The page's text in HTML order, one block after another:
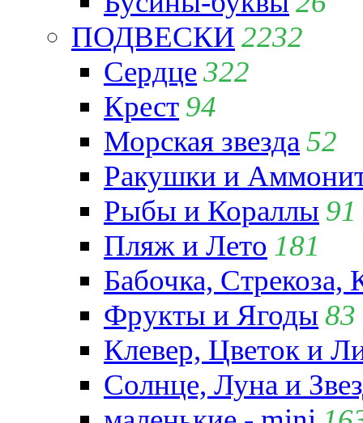
ПОДВЕСКИ 2232
Сердце322
Крест 94
Морская звезда 52
Ракушки и
Рыбы и Кораллы 91
Пляж и Лето 181
Бабочка,
Фрукты и Ягоды 83
Клевер, Цветок и
Солнце, Луна и